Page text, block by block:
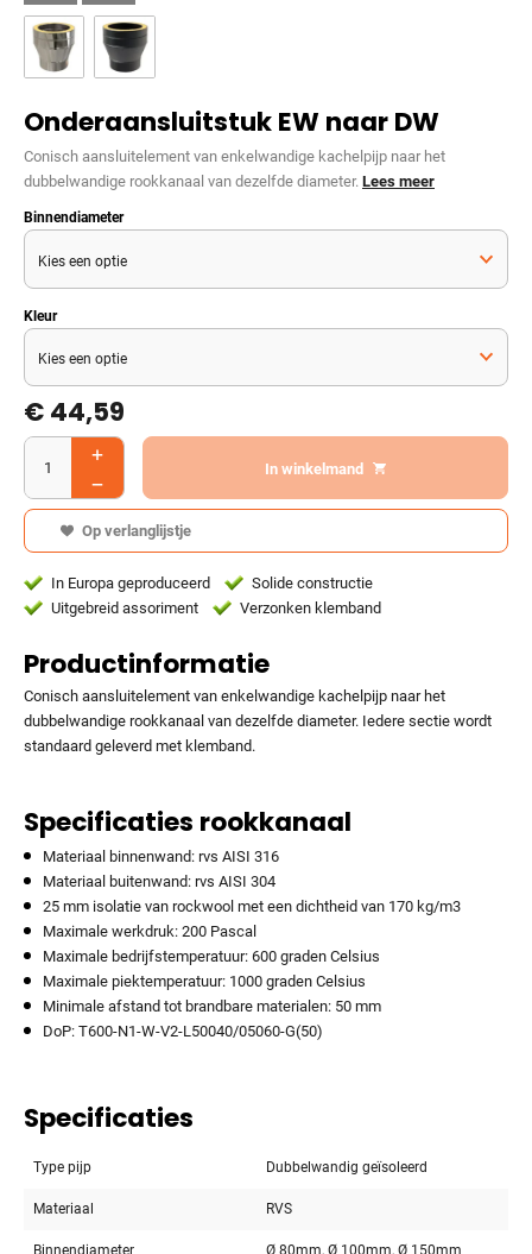
Onderaansluitstuk EW naar DW
Conisch aansluitelement van enkelwandige kachelpijp naar het
dubbelwandige rookkanaal van dezelfde diameter. Lees meer
Binnendiameter
Kleur
€44,59
In winkelmand
Op verlanglijstje
In Europa geproduceerd
Solide constructie
Uitgebreid assoriment
Verzonken klemband
Productinformatie
Conisch aansluitelement van enkelwandige kachelpijp naar het
dubbelwandige rookkanaal van dezelfde diameter. Iedere sectie wordt
standaard geleverd met klemband.
Specificaties rookkanaal
Materiaal binnenwand: rvs AISI 316
Materiaal buitenwand: rvs AISI 304
25 mm isolatie van rockwool met een dichtheid van 170 kg/m3
Maximale werkdruk: 200 Pascal
Maximale bedrijfstemperatuur: 600 graden Celsius
Maximale piektemperatuur: 1000 graden Celsius
Minimale afstand tot brandbare materialen: 50 mm
DoP: T600-N1-W-V2-L50040/05060-G(50)
Specificaties
Type pijp Dubbelwandig geïsoleerd
Materiaal RVS
Binnendiameter Ø 80mm, Ø 100mm, Ø 150mm